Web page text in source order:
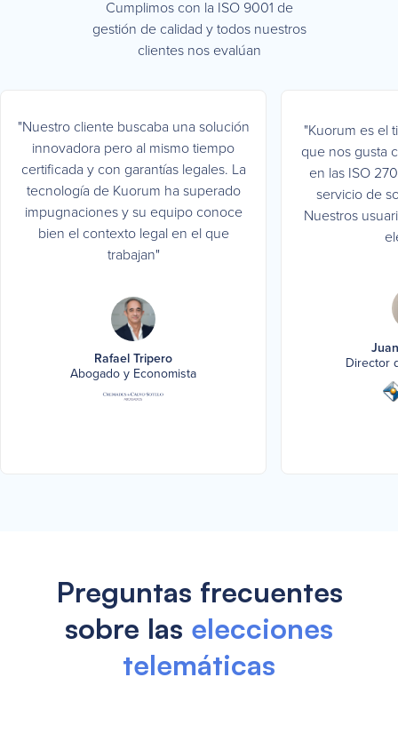
Cumplimos con la ISO 9001 de
gestión de calidad y todos nuestros
clientes nos evalúan
"Nuestro cliente buscaba una solución
innovadora pero al mismo tiempo
certificada y con garantías legales. La
tecnología de Kuorum ha superado
impugnaciones y su equipo conoce
bien el contexto legal en el que
trabajan"
Rafael Tripero
Abogado y Economista
"Kuorum es el
que nos gusta
en las ISO
servicio de
Nuestros
Director
Preguntas frecuentes
sobre las elecciones
telemáticas